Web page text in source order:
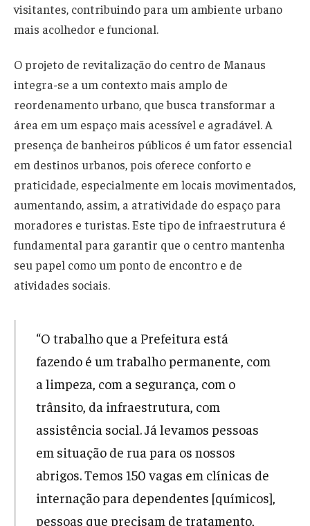
visitantes, contribuindo para um ambiente urbano
mais acolhedor e funcional.
O projeto de revitalização do centro de Manaus
integra-se a um contexto mais amplo de
reordenamento urbano, que busca transformar a
área em um espaço mais acessível e agradável. A
presença de banheiros públicos é um fator essencial
em destinos urbanos, pois oferece conforto e
praticidade, especialmente em locais movimentados,
aumentando, assim, a atratividade do espaço para
moradores e turistas. Este tipo de infraestrutura é
fundamental para garantir que o centro mantenha
seu papel como um ponto de encontro e de
atividades sociais.
“O trabalho que a Prefeitura está
fazendo é um trabalho permanente, com
a limpeza, com a segurança, com o
trânsito, da infraestrutura, com
assistência social. Já levamos pessoas
em situação de rua para os nossos
abrigos. Temos 150 vagas em clínicas de
internação para dependentes [químicos],
pessoas que precisam de tratamento,